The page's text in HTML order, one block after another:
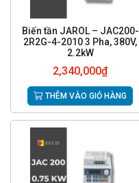
Biến tần JAROL – JAC200-
2R2G-4-2010 3 Pha, 380V,
2.2kW
2,340,000₫
THÊM VÀO GIỎ HÀNG